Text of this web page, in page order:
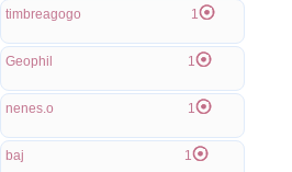
timbreagogo 1
Geophil 1
nenes.o 1
baj 1